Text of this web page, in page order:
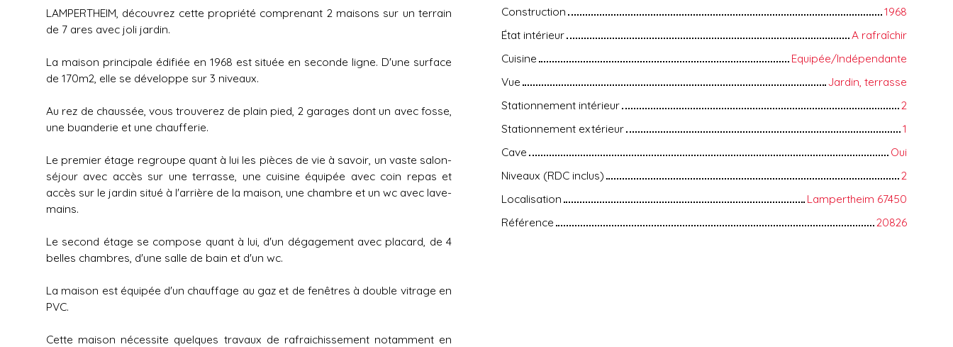
LAMPERTHEIM, découvrez cette propriété comprenant 2 maisons sur un terrain
de 7 ares avec joli jardin.
La maison principale édifiée en 1968 est située en seconde ligne. D'une surface
de 170m2, elle se développe sur 3 niveaux.
Au rez de chaussée, vous trouverez de plain pied, 2 garages dont un avec fosse,
une buanderie et une chaufferie.
Le premier étage regroupe quant à lui les pièces de vie à savoir, un vaste salon-
séjour avec accès sur une terrasse, une cuisine équipée avec coin repas et
accès sur le jardin situé à l'arrière de la maison, une chambre et un wc avec lave-
mains.
Le second étage se compose quant à lui, d'un dégagement avec placard, de 4
belles chambres, d'une salle de bain et d'un wc.
La maison est équipée d'un chauffage au gaz et de fenêtres à double vitrage en
PVC.
Cette maison nécessite quelques travaux de rafraichissement notamment en
Construction
1968
État intérieur
A rafraîchir
Cuisine
Equipée/Indépendante
Vue
Jardin, terrasse
Stationnement intérieur
2
Stationnement extérieur
1
Cave
Oui
Niveaux (RDC inclus)
2
Localisation
Lampertheim 67450
Référence
20826